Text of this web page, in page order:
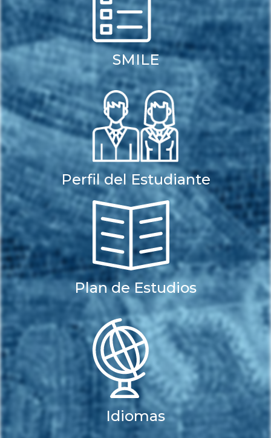
SMILE
Perfil del Estudiante
Plan de Estudios
Idiomas